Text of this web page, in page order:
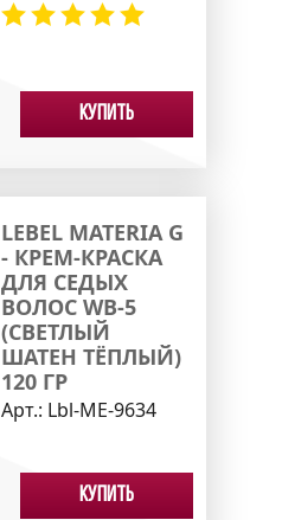
Купить
LEBEL MATERIA G
- КРЕМ-КРАСКА
ДЛЯ СЕДЫХ
ВОЛОС WB-5
(СВЕТЛЫЙ
ШАТЕН ТЁПЛЫЙ)
120 ГР
Арт.: Lbl-МЕ-9634
Купить